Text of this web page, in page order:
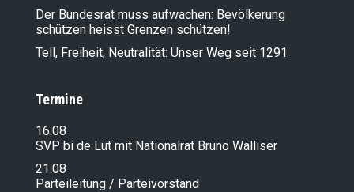
Der Bundesrat muss aufwachen: Bevölkerung
schützen heisst Grenzen schützen!
Tell, Freiheit, Neutralität: Unser Weg seit 1291
Termine
16.08
SVP bi de Lüt mit Nationalrat Bruno Walliser
21.08
Parteileitung / Parteivorstand